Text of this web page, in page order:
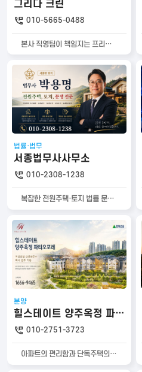
그리다 크린
010-5665-0488
본사 직영팀이 책임지는 프리미엄 입주청소, 그리다클린이 깨끗한 새 출발을 만들어드립니다
법률·법무
서종법무사사무소
010-2308-1238
복잡한 전원주택·토지 법률 문제, 원칙과 전문성으로 해결합니다
분양
힐스테이트 양주옥정 파티오포레
010-2751-3723
아파트의 편리함과 단독주택의 여유를 동시에, 힐스테이트 양주옥정 파티오포레